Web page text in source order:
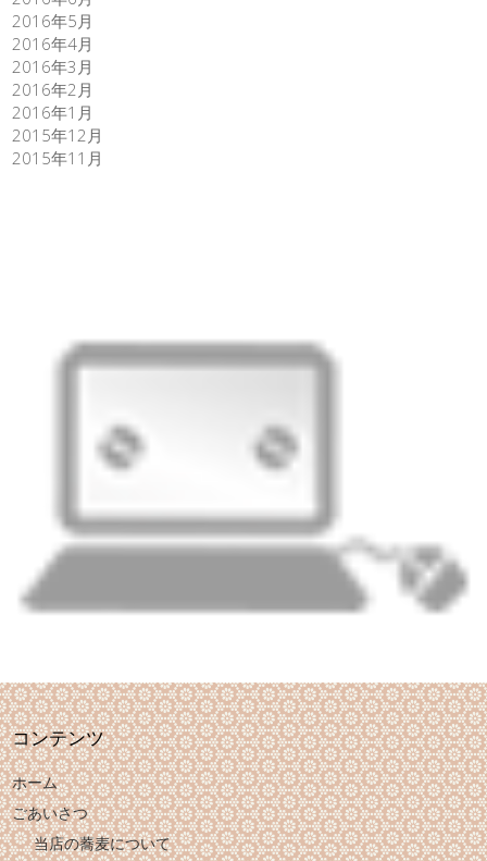
2016年5月
2016年4月
2016年3月
2016年2月
2016年1月
2015年12月
2015年11月
コンテンツ
ホーム
ごあいさつ
当店の蕎麦について